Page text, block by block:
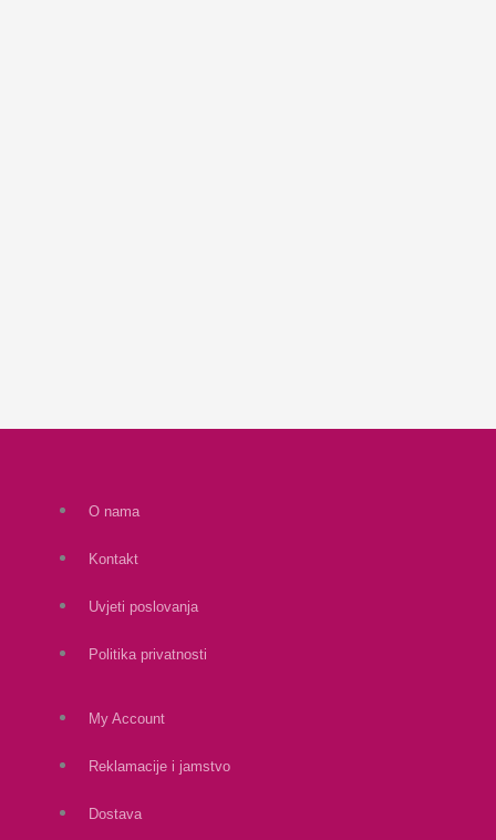
O nama
Kontakt
Uvjeti poslovanja
Politika privatnosti
My Account
Reklamacije i jamstvo
Dostava